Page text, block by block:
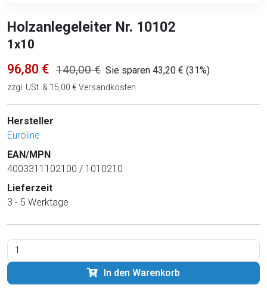
Holzanlegeleiter Nr. 10102
1x10
96,80 € 140,00 € Sie sparen 43,20 € (31%)
zzgl. USt. & 15,00 € Versandkosten
Hersteller
Euroline
EAN/MPN
4003311102100 / 1010210
Lieferzeit
3 - 5 Werktage
In den Warenkorb